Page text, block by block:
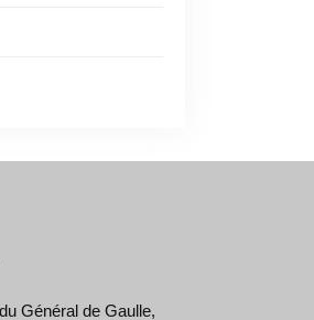
Général de Gaulle,